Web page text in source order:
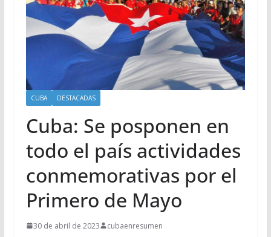
CUBA DESTACADAS
Cuba: Se posponen en
todo el país actividades
conmemorativas por el
Primero de Mayo
30 de abril de 2023 cubaenresumen